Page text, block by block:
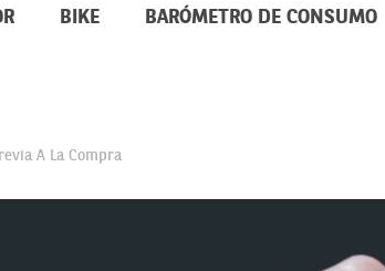
BIKE BARÓMETRO DE CONSUMO
A La Compra